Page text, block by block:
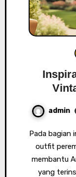
admin
Pada bagian ini, Anda akan menemukan inspirasi
outfit
membantu
yang